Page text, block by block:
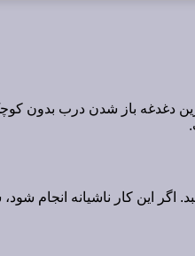
دغدغه باز شدن درب بدون
این کار ناشیانه انجام